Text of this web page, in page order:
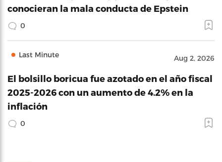
conocieran la mala conducta de Epstein
0
Last Minute Aug 2, 2026
El bolsillo boricua fue azotado en el año fiscal
2025-2026 con un aumento de 4.2% en la
inflación
0